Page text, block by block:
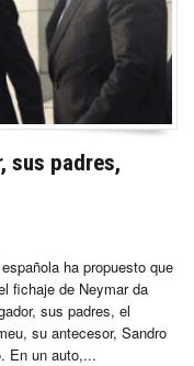
sus padres,
ha propuesto que
fichaje de Neymar da
sus padres, el
su antecesor, Sandro
En un auto,...